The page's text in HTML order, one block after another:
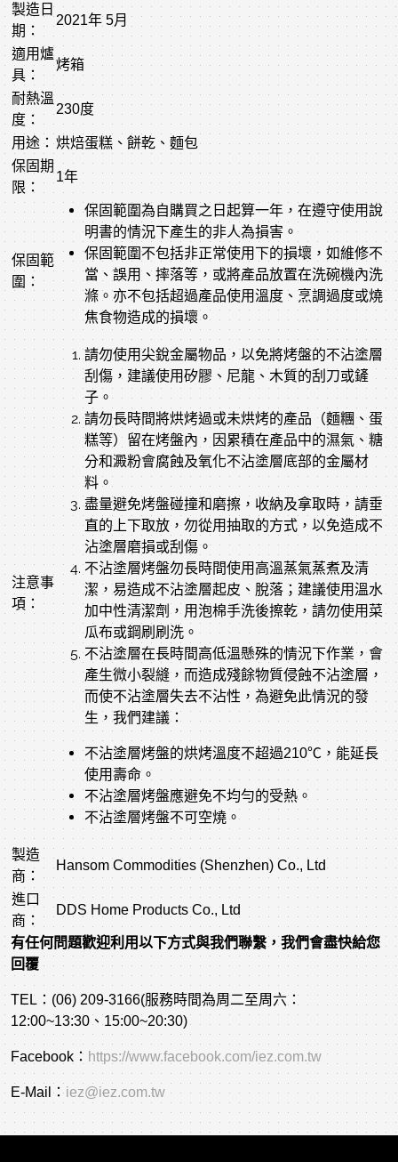
製造日
期：
2021年 5月
適用爐
具：
烤箱
耐熱溫
度：
230度
用途：烘焙蛋糕、餅乾、麵包
保固期
限：
1年
保固範
圍：
保固範圍為自購買之日起算一年，在遵守使用說
明書的情況下產生的非人為損害。
保固範圍不包括非正常使用下的損壞，如維修不
當、誤用、摔落等，或將產品放置在洗碗機內洗
滌。亦不包括超過產品使用溫度、烹調過度或燒
焦食物造成的損壞。
注意事
項：
請勿使用尖銳金屬物品，以免將烤盤的不沾塗層
刮傷，建議使用矽膠、尼龍、木質的刮刀或鏟
子。
請勿長時間將烘烤過或未烘烤的產品（麵糰、蛋
糕等）留在烤盤內，因累積在產品中的濕氣、糖
分和澱粉會腐蝕及氧化不沾塗層底部的金屬材
料。
盡量避免烤盤碰撞和磨擦，收納及拿取時，請垂
直的上下取放，勿從用抽取的方式，以免造成不
沾塗層磨損或刮傷。
不沾塗層烤盤勿長時間使用高溫蒸氣蒸煮及清
潔，易造成不沾塗層起皮、脫落；建議使用溫水
加中性清潔劑，用泡棉手洗後擦乾，請勿使用菜
瓜布或鋼刷刷洗。
不沾塗層在長時間高低溫懸殊的情況下作業，會
產生微小裂縫，而造成殘餘物質侵蝕不沾塗層，
而使不沾塗層失去不沾性，為避免此情況的發
生，我們建議：
不沾塗層烤盤的烘烤溫度不超過210℃，能延長
使用壽命。
不沾塗層烤盤應避免不均勻的受熱。
不沾塗層烤盤不可空燒。
製造
商：
Hansom Commodities (Shenzhen) Co., Ltd
進口
商：
DDS Home Products Co., Ltd
有任何問題歡迎利用以下方式與我們聯繫，我們會盡快給您
回覆
TEL：(06) 209-3166(服務時間為周二至周六：
12:00~13:30、15:00~20:30)
Facebook： https://www.facebook.com/iez.com.tw
E-Mail：iez@iez.com.tw